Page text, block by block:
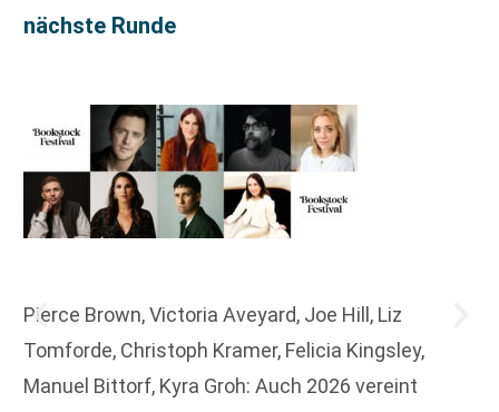
nächste Runde
Pierce Brown, Victoria Aveyard, Joe Hill, Liz
Tomforde, Christoph Kramer, Felicia Kingsley,
Manuel Bittorf, Kyra Groh: Auch 2026 vereint